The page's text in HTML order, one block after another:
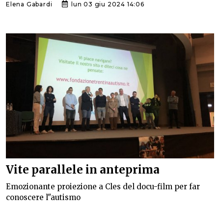
Elena Gabardi lun 03 giu 2024 14:06
Vite parallele in anteprima
Emozionante proiezione a Cles del docu-film per far
conoscere l"autismo